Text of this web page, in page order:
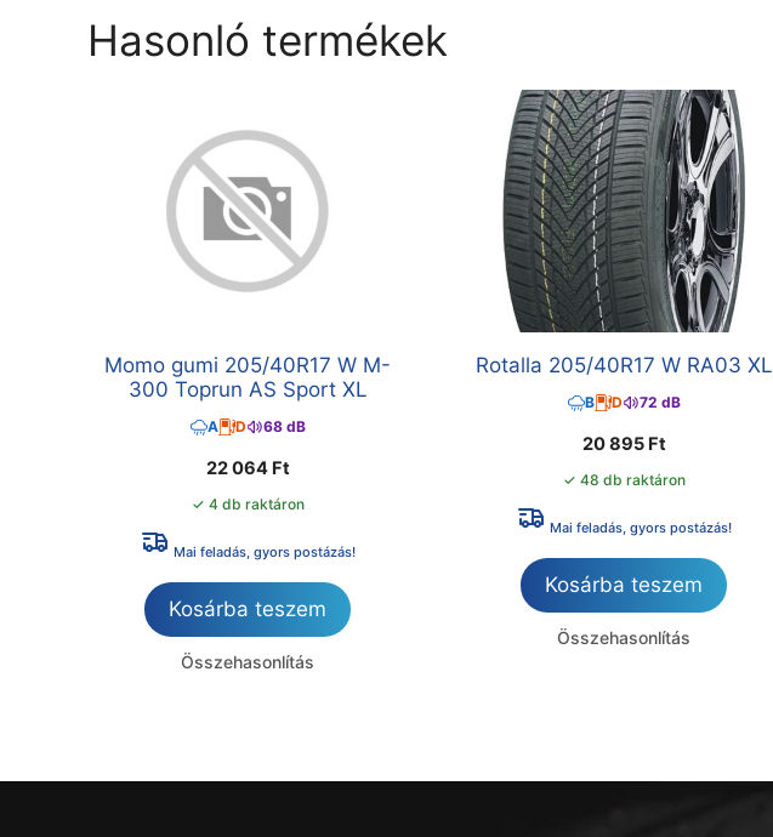
Hasonló termékek
Momo gumi 205/40R17 W M-
300 Toprun AS Sport XL
A D 68 dB
22 064 Ft
✓ 4 db raktáron
Mai feladás, gyors postázás!
Kosárba teszem
Összehasonlítás
Rotalla 205/40R17 W RA03 XL
B D 72 dB
20 895 Ft
✓ 48 db raktáron
Mai feladás, gyors postázás!
Kosárba teszem
Összehasonlítás